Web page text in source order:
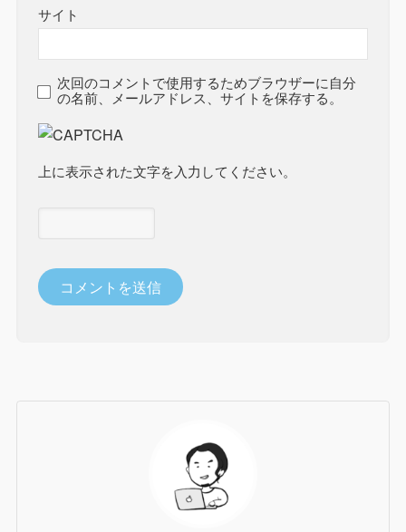
サイト
次回のコメントで使用するためブラウザーに自分
の名前、メールアドレス、サイトを保存する。
上に表示された文字を入力してください。